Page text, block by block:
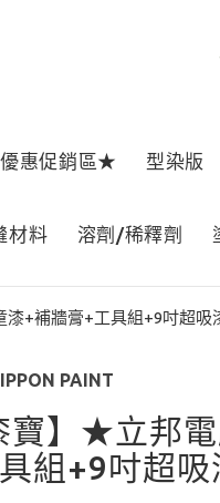
惠促銷區★ 型染版
材料 溶劑/稀釋劑
+補牆膏+工具組+9吋超
PAINT
寶】★立邦
組+9吋超